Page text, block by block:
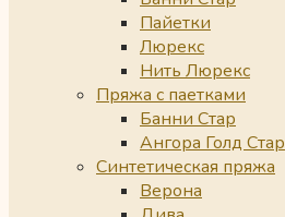
Пайетки
Люрекс
Нить Люрекс
Пряжа с паетками
Банни Стар
Ангора Голд Стар
Синтетическая пряжа
Верона